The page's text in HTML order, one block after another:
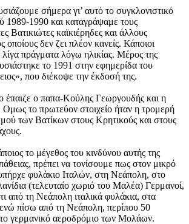
σήμερα γι’ αυτό το συγκλονιστικό
1989-1990 και καταγράψαμε τους
Βατικιώτες καϊκιέρηδες και άλλους
δεν ζει πλέον κανείς. Κάποιοι
πράγματα λόγω ηλικίας. Μέρος της
το 1991 στην εφημερίδα του
που διέκοψε την έκδοσή της.
έπαιζε ο παπα-Κούλης Γεωργουδής και η
το πρωτεύον στοιχείο ήταν η τρομερή
των Βατίκων στους Κρητικούς και στους
το μέγεθος του κινδύνου αυτής της
πρέπει να τονίσουμε πως στον μικρό
φυλάκιο Ιταλών, στη Νεάπολη, στο
(τελευταίο χωριό του Μαλέα) Γερμανοί,
από τη Νεάπολη ιταλικά φυλάκια, στα
ενώ πίσω από τη Νεάπολη, περίπου 50
γερμανικό αεροδρόμιο των Μολάων.